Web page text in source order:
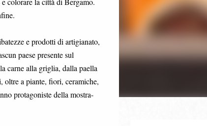
e prodotti di artigianato,
paese presente sul
carne alla griglia, dalla paella
oltre a piante, fiori, ceramiche,
protagoniste della mostra-